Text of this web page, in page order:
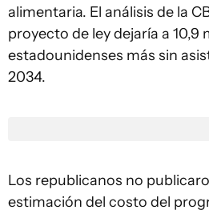
alimentaria. El análisis de la
proyecto de ley dejaría a 10,9
estadounidenses más sin
2034.
Los republicanos no
estimación del costo del